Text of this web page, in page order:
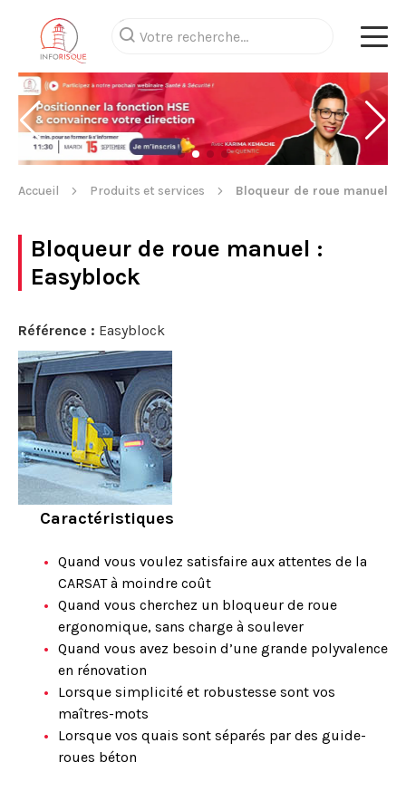
Accueil Produits et services Bloqueur de roue manuel
Bloqueur de roue manuel :
Easyblock
Référence : Easyblock
Caractéristiques
Quand vous voulez satisfaire aux attentes de la
CARSAT à moindre coût
Quand vous cherchez un bloqueur de roue
ergonomique, sans charge à soulever
Quand vous avez besoin d’une grande polyvalence
en rénovation
Lorsque simplicité et robustesse sont vos
maîtres-mots
Lorsque vos quais sont séparés par des guide-
roues béton